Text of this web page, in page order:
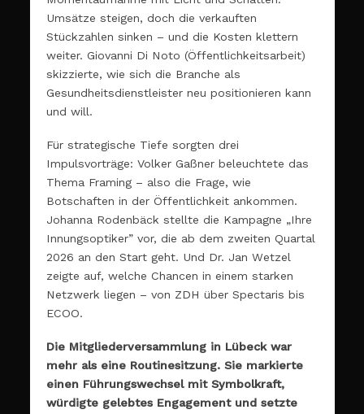
Umsätze steigen, doch die verkauften
Stückzahlen sinken – und die Kosten klettern
weiter. Giovanni Di Noto (Öffentlichkeitsarbeit)
skizzierte, wie sich die Branche als
Gesundheitsdienstleister neu positionieren kann
und will.
Für strategische Tiefe sorgten drei
Impulsvorträge: Volker Gaßner beleuchtete das
Thema Framing – also die Frage, wie
Botschaften in der Öffentlichkeit ankommen.
Johanna Rodenbäck stellte die Kampagne „Ihre
Innungsoptiker” vor, die ab dem zweiten Quartal
2026 an den Start geht. Und Dr. Jan Wetzel
zeigte auf, welche Chancen in einem starken
Netzwerk liegen – von ZDH über Spectaris bis
ECOO.
Die Mitgliederversammlung in Lübeck war
mehr als eine Routinesitzung. Sie markierte
einen Führungswechsel mit Symbolkraft,
würdigte gelebtes Engagement und setzte